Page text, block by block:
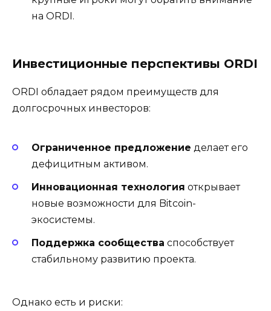
на ORDI.
Инвестиционные перспективы ORDI
ORDI обладает рядом преимуществ для
долгосрочных инвесторов:
Ограниченное предложение делает его
дефицитным активом.
Инновационная технология открывает
новые возможности для Bitcoin-
экосистемы.
Поддержка сообщества способствует
стабильному развитию проекта.
Однако есть и риски: